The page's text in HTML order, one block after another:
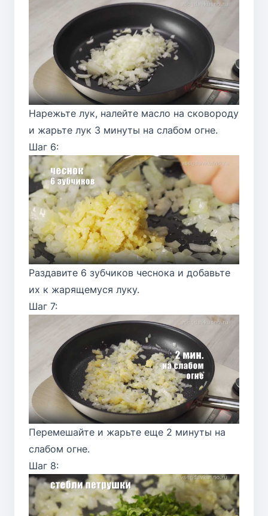
Нарежьте лук, налейте масло на сковороду
и жарьте лук 3 минуты на слабом огне.
Шаг 6:
Раздавите 6 зубчиков чеснока и добавьте
их к жарящемуся луку.
Шаг 7:
Перемешайте и жарьте еще 2 минуты на
слабом огне.
Шаг 8: